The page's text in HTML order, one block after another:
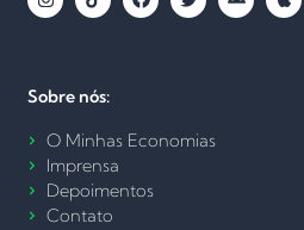
Sobre nós:
O Minhas Economias
Imprensa
Depoimentos
Contato